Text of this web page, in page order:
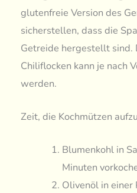
glutenfreie Version des
sicherstellen, dass die
Getreide hergestellt sind.
Chiliflocken kann je nach
werden.
Zeit, die Kochmützen
Blumenkohl in
Minuten
Olivenöl in einer